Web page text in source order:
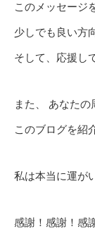
このメッセージ
少しでも良い方
そして、応援し
また、 あなたの
このブログを紹
私は本当に運が
感謝！感謝！感